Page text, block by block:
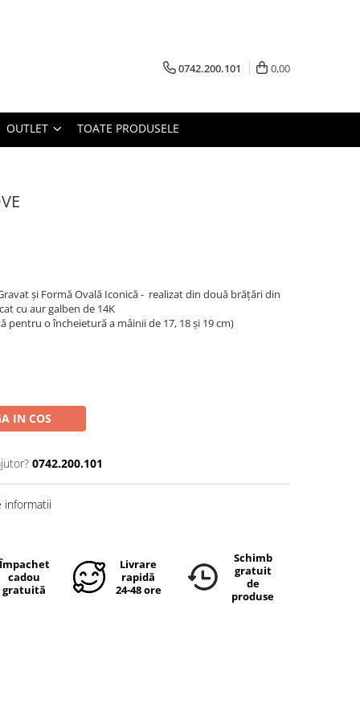
0742.200.101 0,00
OUTLET TOATE PRODUSELE
și Formă Ovală Iconică - realizat din două brățări din
cu aur galben de 14K
o încheietură a mâinii de 17, 18 și 19 cm)
IN COS
0742.200.101
informatii
cadou
gratuită
Livrare
rapidă
24-48 ore
Schimb
gratuit
de
produse